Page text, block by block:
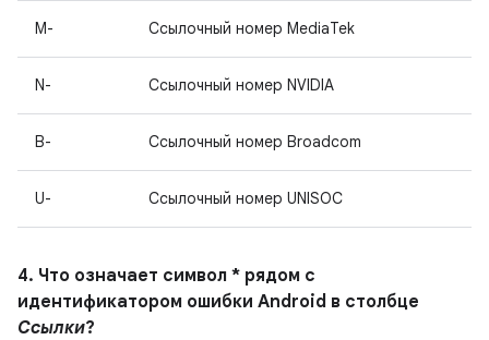
M- Ссылочный номер MediaTek
N- Ссылочный номер NVIDIA
B- Ссылочный номер Broadcom
U- Ссылочный номер UNISOC
4. Что означает символ * рядом с
идентификатором ошибки Android в столбце
Ссылки?